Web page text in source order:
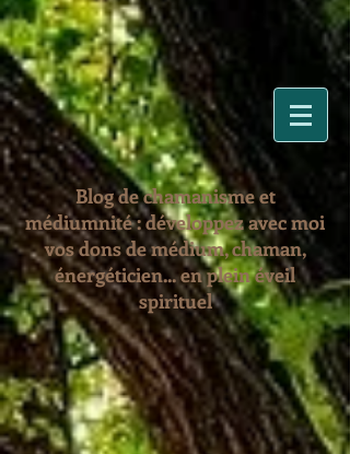
Blog de chamanisme et
médiumnité : développez avec moi
vos dons de médium, chaman,
énergéticien... en plein éveil
spirituel